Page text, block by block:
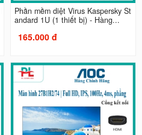
Phần mềm diệt Virus Kaspersky St
andard 1U (1 thiết bị) - Hàng...
165.000 đ